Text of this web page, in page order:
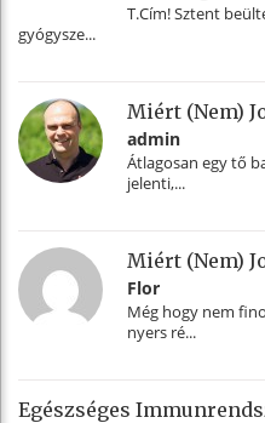
T.Cím! Sztent
gyógysze...
Miért (nem)
admin
Átlagosan egy tő
jelenti,...
Miért (nem)
Flor
Még hogy nem
nyers ré...
Egészséges